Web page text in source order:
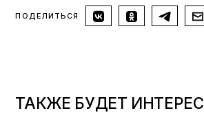
ПОДЕЛИТЬСЯ
ТАКЖЕ БУДЕТ